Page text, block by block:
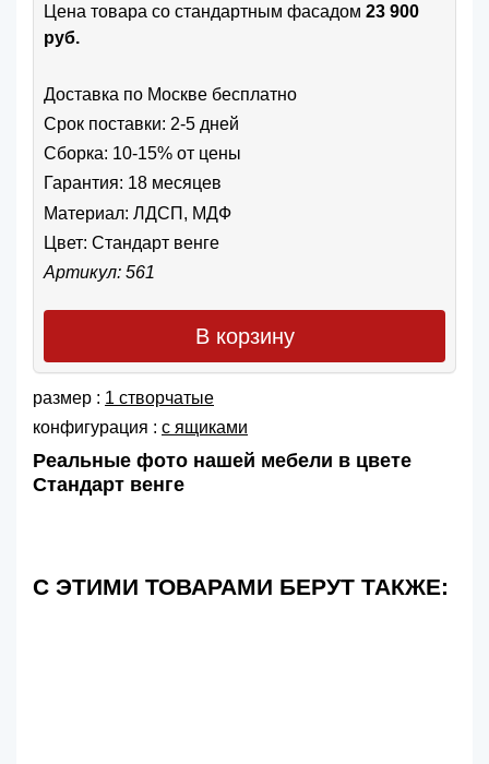
Цена товара cо стандартным фасадом 23 900
руб.
Доставка по Москве бесплатно
Срок поставки: 2-5 дней
Сборка: 10-15% от цены
Гарантия: 18 месяцев
Материал: ЛДСП, МДФ
Цвет: Стандарт венге
Артикул: 561
В корзину
размер : 1 створчатые
конфигурация : с ящиками
Реальные фото нашей мебели в цвете
Стандарт венге
С ЭТИМИ ТОВАРАМИ БЕРУТ ТАКЖЕ: